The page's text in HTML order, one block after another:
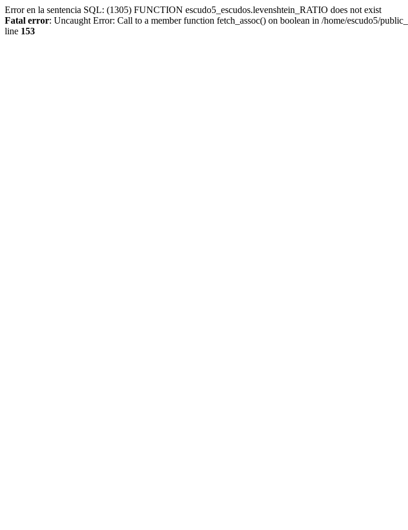
Error en la sentencia SQL: (1305) FUNCTION escudo5_escudos.levenshtein_RATIO does not exist
Fatal error: Uncaught Error: Call to a member function fetch_assoc() on boolean in /home/escudo5/
line 153